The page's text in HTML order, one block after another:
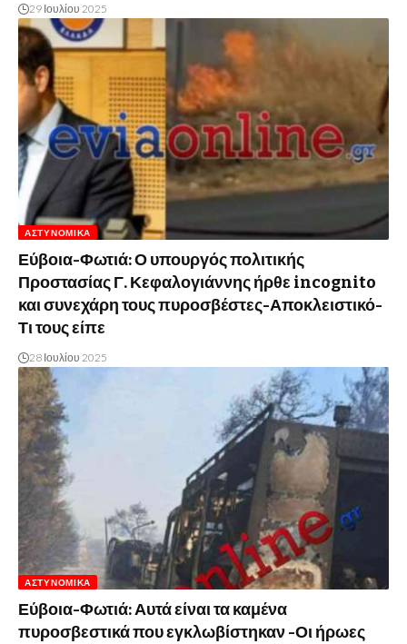
29 Ιουλίου 2025
ΑΣΤΥΝΟΜΙΚΆ
Εύβοια-Φωτιά: Ο υπουργός πολιτικής
Προστασίας Γ. Κεφαλογιάννης ήρθε incognito
και συνεχάρη τους πυροσβέστες-Αποκλειστικό-
Τι τους είπε
28 Ιουλίου 2025
ΑΣΤΥΝΟΜΙΚΆ
Εύβοια-Φωτιά: Αυτά είναι τα καμένα
πυροσβεστικά που εγκλωβίστηκαν -Οι ήρωες